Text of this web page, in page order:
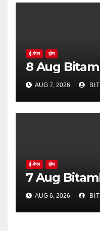
ई-पेपर होम
8 Aug
AUG 7, 2026
ई-पेपर होम
7 Aug
AUG 6, 2026